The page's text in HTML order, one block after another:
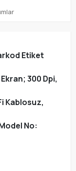
Etiket
300 Dpi,
Kablosuz,
No: